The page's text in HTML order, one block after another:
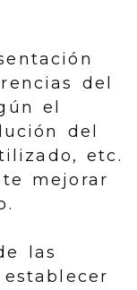
del
el
del
etc.
mejorar
las